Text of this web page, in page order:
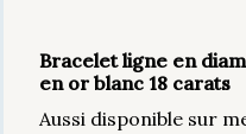
Bracelet ligne en
en or blanc 18 carats
Aussi disponible sur